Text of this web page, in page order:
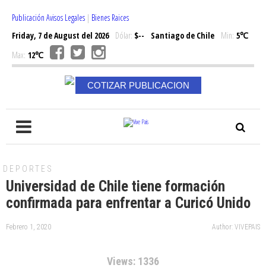
Publicación Avisos Legales | Bienes Raices
Friday, 7 de August del 2026Dólar: $-- Santiago de Chile Min: 5℃
Max: 12℃
COTIZAR PUBLICACION
DEPORTES
Universidad de Chile tiene formación
confirmada para enfrentar a Curicó Unido
Febrero 1, 2020 Author: VIVEPAIS
Views: 1336